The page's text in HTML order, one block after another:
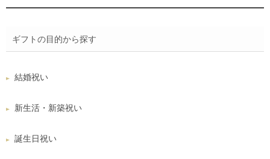
ギフトの目的から探す
結婚祝い
新生活・新築祝い
誕生日祝い